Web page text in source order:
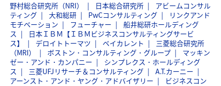
野村総合研究所（NRI） 日本総合研究所
アビームコンサル
ティング
大和総研 PwCコンサルティング
リンクアンド
モチベーション
フューチャー
船井総研ホールディング
ス
日本ＩＢＭ【ＩＢＭビジネスコンサルティングサービ
ス】
デロイトトーマツ ベイカレント
三菱総合研究所
（MRI）
ボストン・コンサルティング・グループ
マッキン
ゼー・アンド・カンパニー
シンプレクス・ホールディング
ス
三菱UFJリサーチ＆コンサルティング
A.T.カーニー
アーンスト・アンド・ヤング・アドバイザリー
ビジネスコン